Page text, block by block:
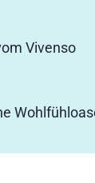
Vivenso